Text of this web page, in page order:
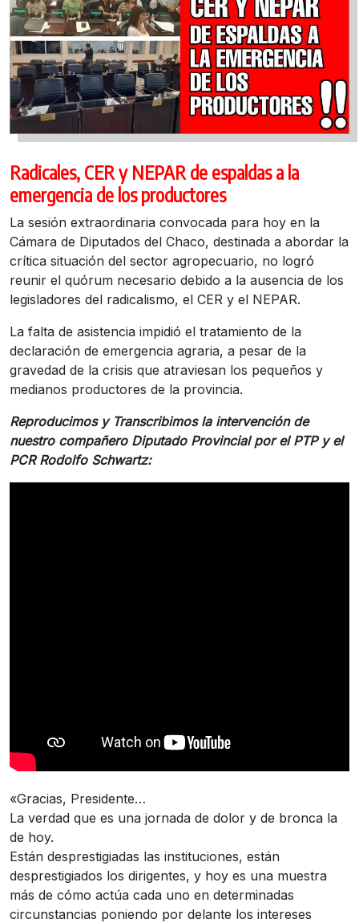
Radicales, CER y NEPAR de espaldas a la
emergencia de los productores
La sesión extraordinaria convocada para hoy en la
Cámara de Diputados del Chaco, destinada a abordar la
crítica situación del sector agropecuario, no logró
reunir el quórum necesario debido a la ausencia de los
legisladores del radicalismo, el CER y el NEPAR.
La falta de asistencia impidió el tratamiento de la
declaración de emergencia agraria, a pesar de la
gravedad de la crisis que atraviesan los pequeños y
medianos productores de la provincia.
Reproducimos y Transcribimos la intervención de
nuestro compañero Diputado Provincial por el PTP y el
PCR Rodolfo Schwartz:
«Gracias, Presidente…
La verdad que es una jornada de dolor y de bronca la
de hoy.
Están desprestigiadas las instituciones, están
desprestigiados los dirigentes, y hoy es una muestra
más de cómo actúa cada uno en determinadas
circunstancias poniendo por delante los intereses